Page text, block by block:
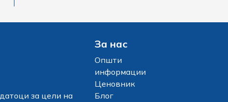
за цели на
За нас
Општи
информации
Ценовник
Блог